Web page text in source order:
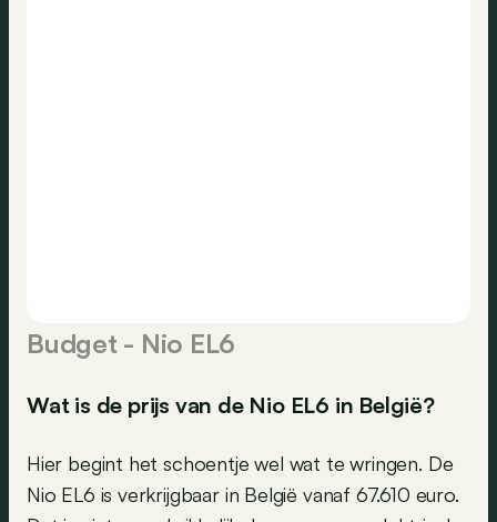
Budget - Nio EL6
Wat is de prijs van de Nio EL6 in België?
Hier begint het schoentje wel wat te wringen. De
Nio EL6 is verkrijgbaar in België vanaf 67.610 euro.